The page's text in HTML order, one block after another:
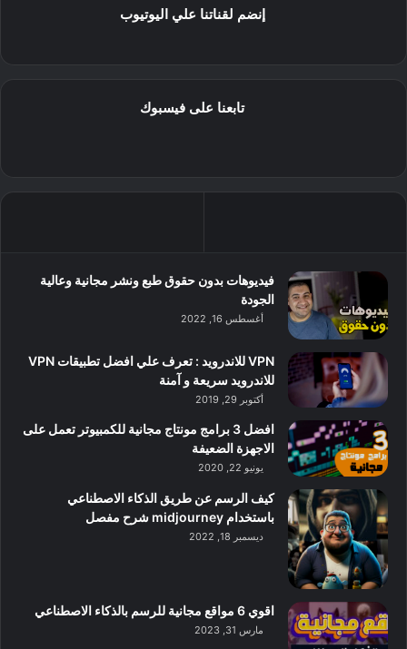
إنضم لقناتنا علي اليوتيوب
تابعنا على فيسبوك
فيديوهات بدون حقوق طبع ونشر مجانية وعالية
الجودة
أغسطس 16, 2022
VPN للاندرويد : تعرف علي افضل تطبيقات VPN
للاندرويد سريعة و آمنة
أكتوبر 29, 2019
افضل 3 برامج مونتاج مجانية للكمبيوتر تعمل على
الاجهزة الضعيفة
يونيو 22, 2020
كيف الرسم عن طريق الذكاء الاصطناعي
باستخدام midjourney شرح مفصل
ديسمبر 18, 2022
اقوي 6 مواقع مجانية للرسم بالذكاء الاصطناعي
مارس 31, 2023